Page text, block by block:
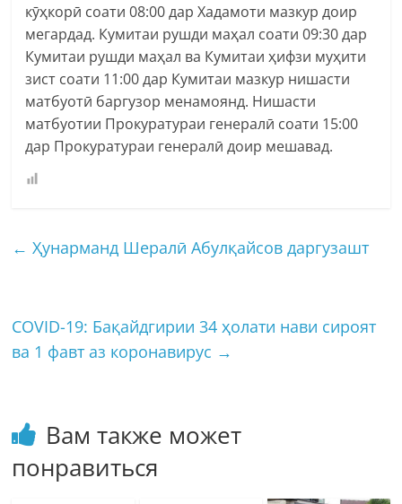
кӯҳкорӣ соати 08:00 дар Хадамоти мазкур доир
мегардад. Кумитаи рушди маҳал соати 09:30 дар
Кумитаи рушди маҳал ва Кумитаи ҳифзи муҳити
зист соати 11:00 дар Кумитаи мазкур нишасти
матбуотӣ баргузор менамоянд. Нишасти
матбуотии Прокуратураи генералӣ соати 15:00
дар Прокуратураи генералӣ доир мешавад.
← Ҳунарманд Шералӣ Абулқайсов даргузашт
COVID-19: Бақайдгирии 34 ҳолати нави сироят
ва 1 фавт аз коронавирус →
Вам также может
понравиться